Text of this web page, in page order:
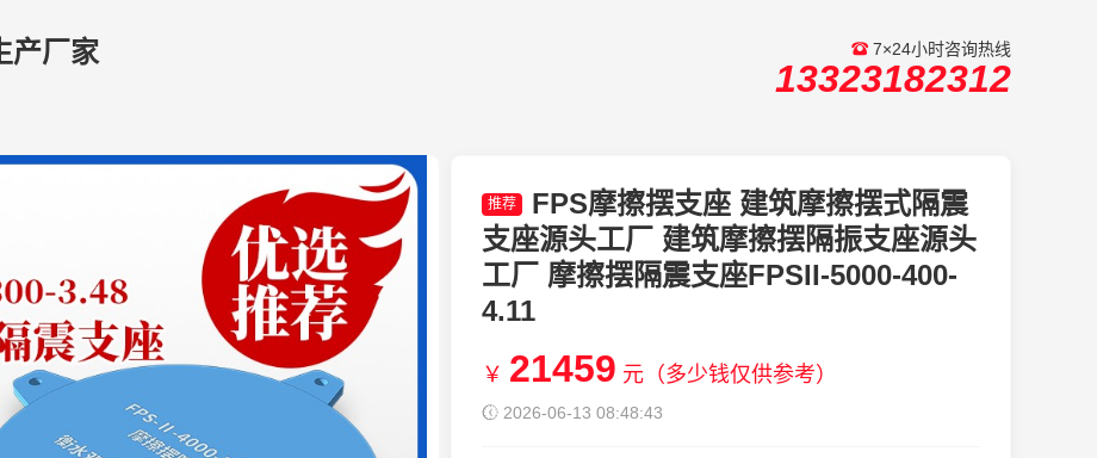
产厂家 7×24小时咨询热线
13323182312
推荐
FPS摩擦摆支座 建筑摩擦摆式隔震
支座源头工厂 建筑摩擦摆隔振支座源头
工厂 摩擦摆隔震支座FPSII-5000-400-
4.11
￥ 21459 元（多少钱仅供参考）
2026-06-13 08:48:43